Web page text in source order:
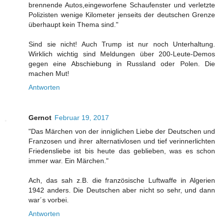
brennende Autos,eingeworfene Schaufenster und verletzte
Polizisten wenige Kilometer jenseits der deutschen Grenze
überhaupt kein Thema sind."
Sind sie nicht! Auch Trump ist nur noch Unterhaltung.
Wirklich wichtig sind Meldungen über 200-Leute-Demos
gegen eine Abschiebung in Russland oder Polen. Die
machen Mut!
Antworten
Gernot Februar 19, 2017
"Das Märchen von der inniglichen Liebe der Deutschen und
Franzosen und ihrer alternativlosen und tief verinnerlichten
Friedensliebe ist bis heute das geblieben, was es schon
immer war. Ein Märchen."
Ach, das sah z.B. die französische Luftwaffe in Algerien
1942 anders. Die Deutschen aber nicht so sehr, und dann
war´s vorbei.
Antworten